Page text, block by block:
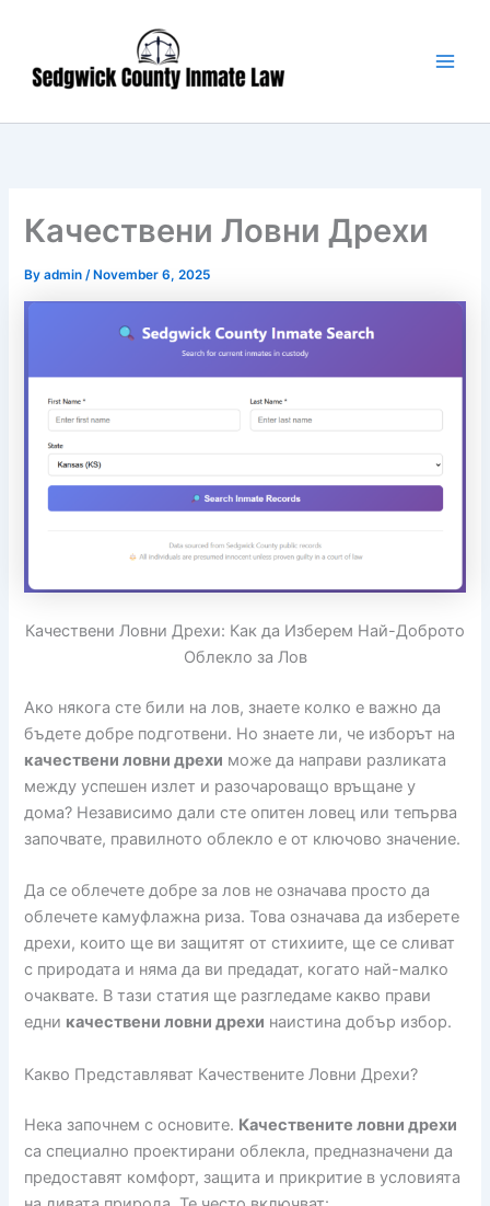
content
Качествени Ловни Дрехи
Byadmin/ November 6, 2025
Качествени Ловни Дрехи: Как да Изберем Най-Доброто
Облекло за Лов
Ако някога сте били на лов, знаете колко е важно да
бъдете добре подготвени. Но знаете ли, че изборът на
качествени ловни дрехи може да направи разликата
между успешен излет и разочароващо връщане у
дома? Независимо дали сте опитен ловец или тепърва
започвате, правилното облекло е от ключово значение.
Да се облечете добре за лов не означава просто да
облечете камуфлажна риза. Това означава да изберете
дрехи, които ще ви защитят от стихиите, ще се сливат
с природата и няма да ви предадат, когато най-малко
очаквате. В тази статия ще разгледаме какво прави
едни качествени ловни дрехи наистина добър избор.
Какво Представляват Качествените Ловни Дрехи?
Нека започнем с основите. Качествените ловни дрехи
са специално проектирани облекла, предназначени да
предоставят комфорт, защита и прикритие в условията